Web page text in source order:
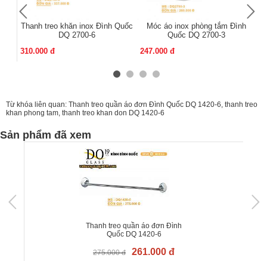
Thanh treo khăn inox Đình Quốc
DQ 2700-6
310.000 đ
Móc áo inox phòng tắm Đình
Quốc DQ 2700-3
247.000 đ
Từ khóa liên quan: Thanh treo quần áo đơn Đình Quốc DQ 1420-6 thanh treo
khan phong tam thanh treo khan don DQ 1420-6
Sản phẩm đã xem
Thanh treo quần áo đơn Đình
Quốc DQ 1420-6
275.000 đ 261.000 đ